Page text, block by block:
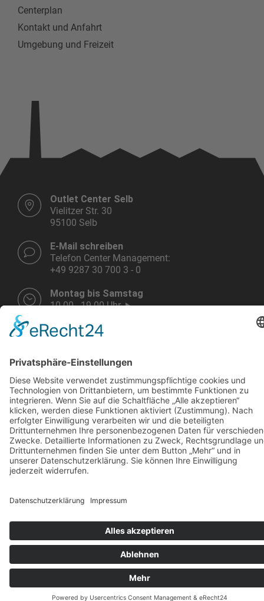
Centerplan
Kontakt und Anfahrt
Umgebung und Freizeit
Outlet Center Selb
Vielitzer Str. 30
95100 Selb
E-Mail schreiben
Telefon Center Management:
+49 9287 30 700 3 - 0
Montag bis Samstag
10.00 - 19.00 Uhr
KARRIERE
KONTAKT & ANFAHRT
COOKIE-EINSTELLUNGEN
DATENSCHUTZ